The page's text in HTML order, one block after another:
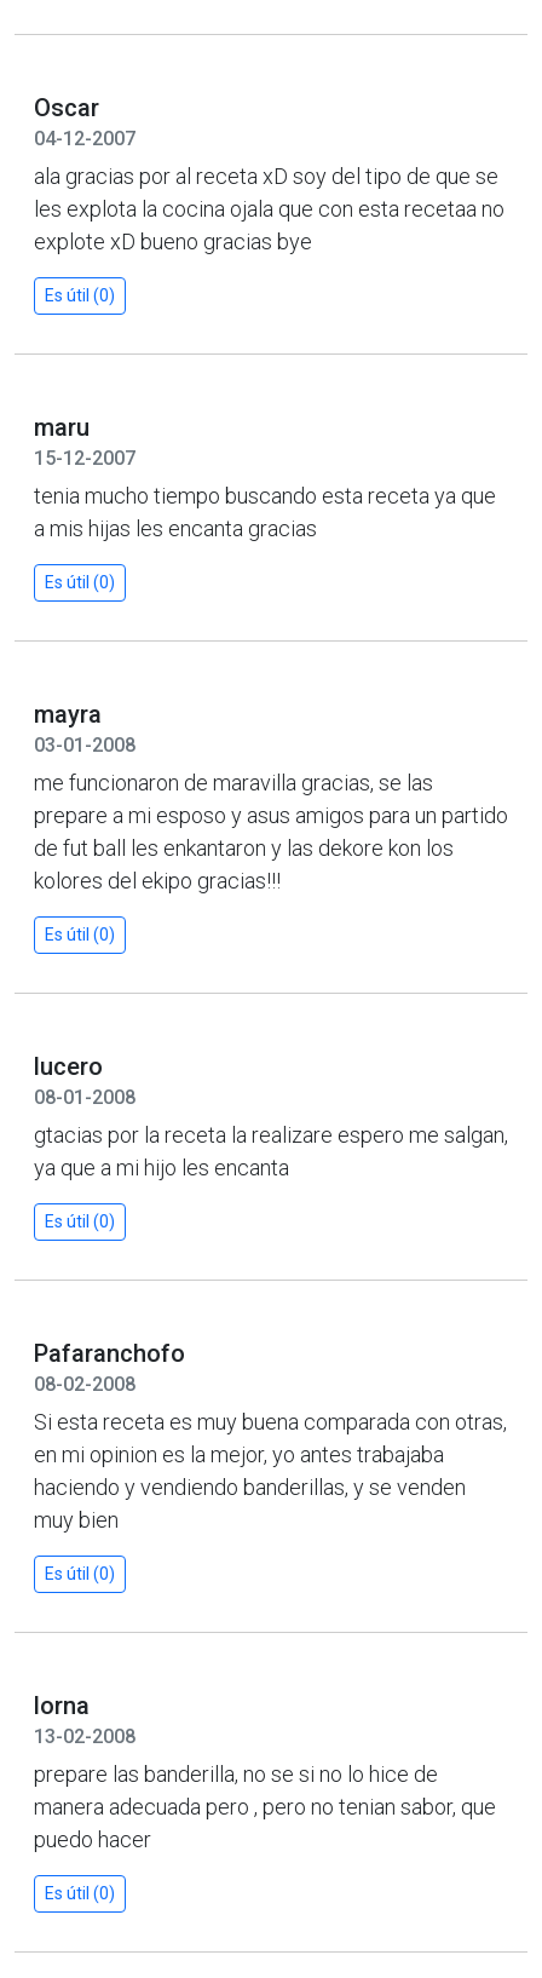
Oscar
04-12-2007
ala gracias por al receta xD soy del tipo de que se
les explota la cocina ojala que con esta recetaa no
explote xD bueno gracias bye
Es útil (0)
maru
15-12-2007
tenia mucho tiempo buscando esta receta ya que
a mis hijas les encanta gracias
Es útil (0)
mayra
03-01-2008
me funcionaron de maravilla gracias, se las
prepare a mi esposo y asus amigos para un partido
de fut ball les enkantaron y las dekore kon los
kolores del ekipo gracias!!!
Es útil (0)
lucero
08-01-2008
gtacias por la receta la realizare espero me salgan,
ya que a mi hijo les encanta
Es útil (0)
Pafaranchofo
08-02-2008
Si esta receta es muy buena comparada con otras,
en mi opinion es la mejor, yo antes trabajaba
haciendo y vendiendo banderillas, y se venden
muy bien
Es útil (0)
lorna
13-02-2008
prepare las banderilla, no se si no lo hice de
manera adecuada pero , pero no tenian sabor, que
puedo hacer
Es útil (0)